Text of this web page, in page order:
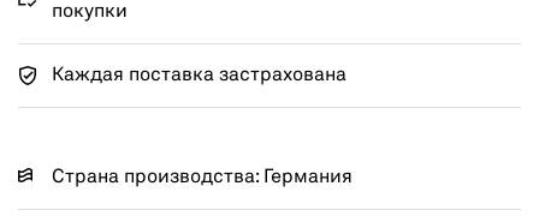
покупки
Каждая поставка застрахована
Страна производства: Германия